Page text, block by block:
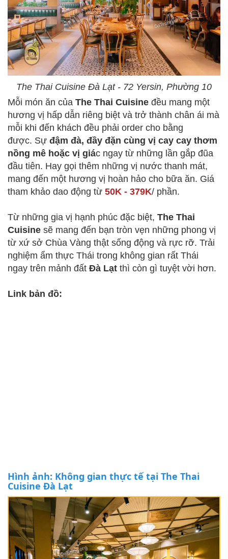
The Thai Cuisine Đà Lạt - 72 Yersin, Phường 10
Mỗi món ăn của The Thai Cuisine đều mang một
hương vị hấp dẫn riêng biệt và trở thành chân ái mà
mỗi khi đến khách đều phải order cho bằng
được. Sự đậm đà, đầy đặn cùng vị cay cay thơm
nồng mê hoặc vị giác ngay từ những lần gắp đũa
đầu tiên. Hay gọi thêm những vị nước thanh mát,
mang đến một hương vị hoàn hảo cho bữa ăn. Giá
tham khảo dao động từ 50K - 379K/ phần.
Từ những gia vị hạnh phúc đặc biệt, The Thai
Cuisine sẽ mang đến bạn tròn vẹn những phong vị
từ xứ sở Chùa Vàng thật sống động và rực rỡ. Trải
nghiệm ẩm thực Thái trong không gian rất Thái
ngay trên mảnh đất Đà Lạt thì còn gì tuyệt vời hơn.
Link bản đồ:
Hình ảnh: Không gian thực tế tại The Thai
Cuisine Đà Lạt